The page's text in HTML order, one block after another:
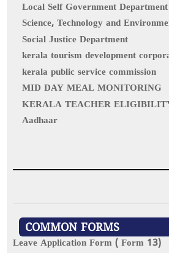
Local Self Government Department
Science, Technology and
Social Justice Department
kerala tourism development
kerala public service commission
MID DAY MEAL MONITORING
KERALA TEACHER
Aadhaar
COMMON FORMS
Leave Application Form ( Form 13)